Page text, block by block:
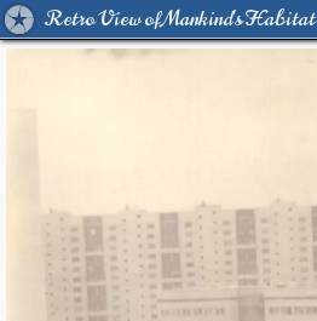
Retro View of Mankind's Habitat